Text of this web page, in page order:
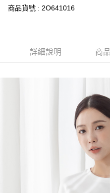
全家取貨付款
每筆NT$80，滿NT$699(含以上)
每筆NT$80，滿NT$699(含以上)
每筆NT$120，滿NT$699(含以
商品貨號 : 2O641016
詳細說明 商